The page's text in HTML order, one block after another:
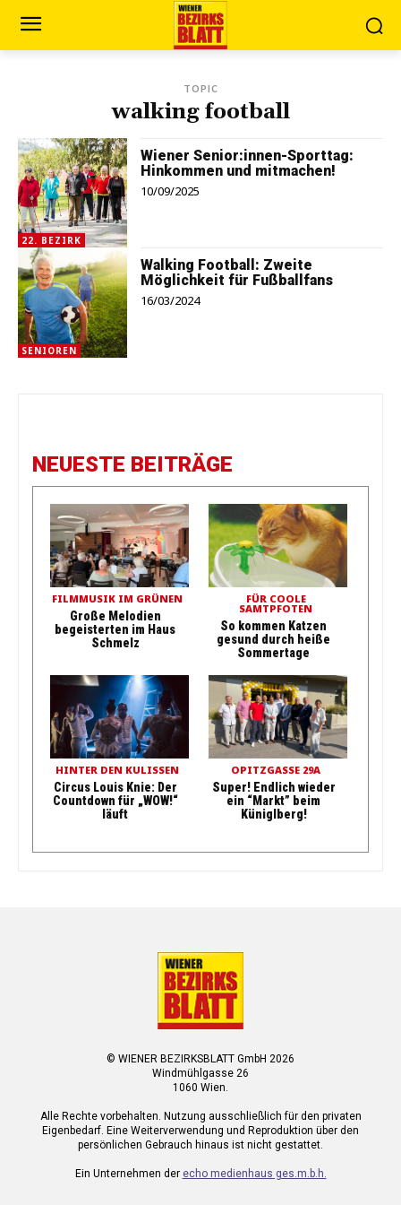
TOPIC
walking football
22. BEZIRK
Wiener Senior:innen-Sporttag:
Hinkommen und mitmachen!
10/09/2025
SENIOREN
Walking Football: Zweite
Möglichkeit für Fußballfans
16/03/2024
NEUESTE BEITRÄGE
FILMMUSIK IM GRÜNEN
Große Melodien
begeisterten im Haus
Schmelz
FÜR COOLE
SAMTPFOTEN
So kommen Katzen
gesund durch heiße
Sommertage
HINTER DEN KULISSEN
Circus Louis Knie: Der
Countdown für „WOW!“
läuft
OPITZGASSE 29A
Super! Endlich wieder
ein “Markt” beim
Küniglberg!
© WIENER BEZIRKSBLATT GmbH 2026
Windmühlgasse 26
1060 Wien.
Alle Rechte vorbehalten. Nutzung ausschließlich für den privaten
Eigenbedarf. Eine Weiterverwendung und Reproduktion über den
persönlichen Gebrauch hinaus ist nicht gestattet.
Ein Unternehmen der echo medienhaus ges.m.b.h.